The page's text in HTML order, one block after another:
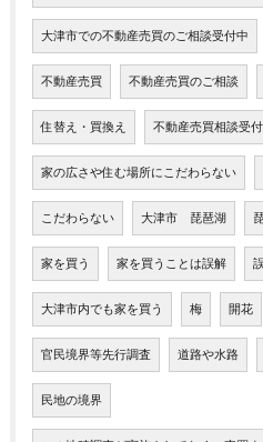
大津市での不動産売買のご相談受付中
不動産売買 不動産売買のご相談
住替え・買換え 不動産売買相談受
家の広さや住む場所にこだわらない
こだわらない 大津市 琵琶湖
家を買う 家を買うことは誤解
大津市内でも家を買う 梅 開花
官民境界等先行調査 道路や水路
民地の境界